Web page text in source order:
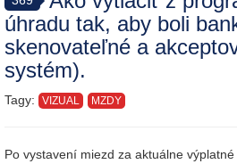
úhradu tak, aby boli
skenovateľné a
systém).
Tagy: VIZUAL MZDY
Po vystavení miezd za aktuálne